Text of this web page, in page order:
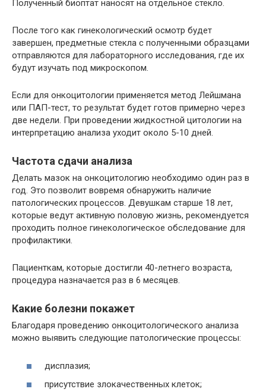
Полученный биоптат наносят на отдельное стекло.
После того как гинекологический осмотр будет
завершен, предметные стекла с полученными образцами
отправляются для лабораторного исследования, где их
будут изучать под микроскопом.
Если для онкоцитологии применяется метод Лейшмана
или ПАП-тест, то результат будет готов примерно через
две недели. При проведении жидкостной цитологии на
интерпретацию анализа уходит около 5-10 дней.
Частота сдачи анализа
Делать мазок на онкоцитологию необходимо один раз в
год. Это позволит вовремя обнаружить наличие
патологических процессов. Девушкам старше 18 лет,
которые ведут активную половую жизнь, рекомендуется
проходить полное гинекологическое обследование для
профилактики.
Пациенткам, которые достигли 40-летнего возраста,
процедура назначается раз в 6 месяцев.
Какие болезни покажет
Благодаря проведению онкоцитологического анализа
можно выявить следующие патологические процессы:
дисплазия;
присутствие злокачественных клеток;